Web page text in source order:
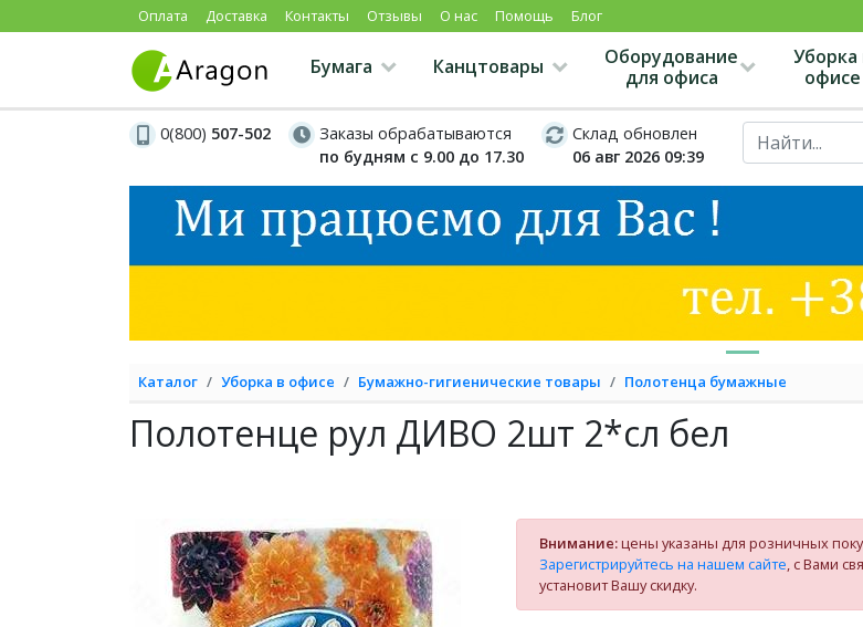
Оплата Доставка Контакты Отзывы О нас Помощь Блог
Бумага Канцтовары
Оборудование
для офиса
Уборка
офисе
0(800) 507-502
Заказы обрабатываются
по будням с 9.00 до 17.30
Склад обновлен
06 авг 2026 09:39
Каталог Уборка в офисе Бумажно-гигиенические товары Полотенца бумажные
Полотенце рул ДИВО 2шт 2*сл бел
Внимание:цены указаны для розничных
Зарегистрируйтесь на нашем сайте, с Вами
установит Вашу скидку.